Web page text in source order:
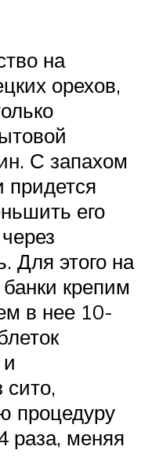
на
орехов,
С запахом
придется
его
Для этого на
крепим
в нее 10-
сито,
процедуру
раза, меняя